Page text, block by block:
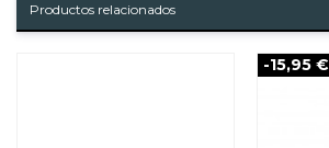
Productos relacionados
-15,95 €